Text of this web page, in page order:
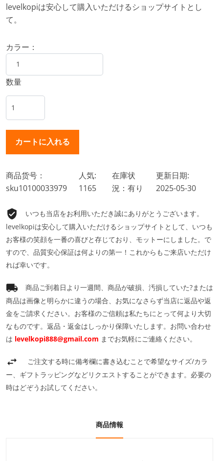
levelkopiは安心して購入いただけるショップサイトとし
て。
カラー：
数量
商品货号：
sku10100033979
人気:
1165
在庫状
況：有り
更新日期:
2025-05-30
いつも当店をお利用いただき誠にありがとうございます。
levelkopiは安心して購入いただけるショップサイトとして、いつも
お客様の笑顔を一番の喜びと存じており、モットーにしました。で
すので、品質安心保証は何よりの第一！これからもご来店いただけ
れば幸いです。
商品ご到着日より一週間、商品が破損、汚損していた?または
商品は画像と明らかに違うの場合、お気になさらず当店に返品や返
金をご請求ください。お客様のご信頼は私たちにとって何より大切
なものです。返品・返金はしっかり保障いたします。お問い合わせ
は levelkopi888@gmail.com までお気軽にご連絡ください。
ご注文する時に備考欄に書き込むことで希望なサイズ/カラ
ー、ギフトラッピングなどリクエストすることができます。必要の
時はどぞうお試してください。
商品情報